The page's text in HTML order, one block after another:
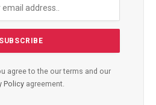
agree to the our terms and our
Policy agreement.